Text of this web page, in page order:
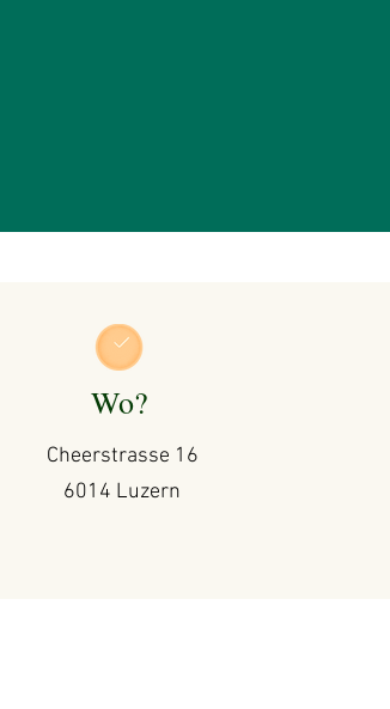
Wo?
Cheerstrasse 16
6014 Luzern